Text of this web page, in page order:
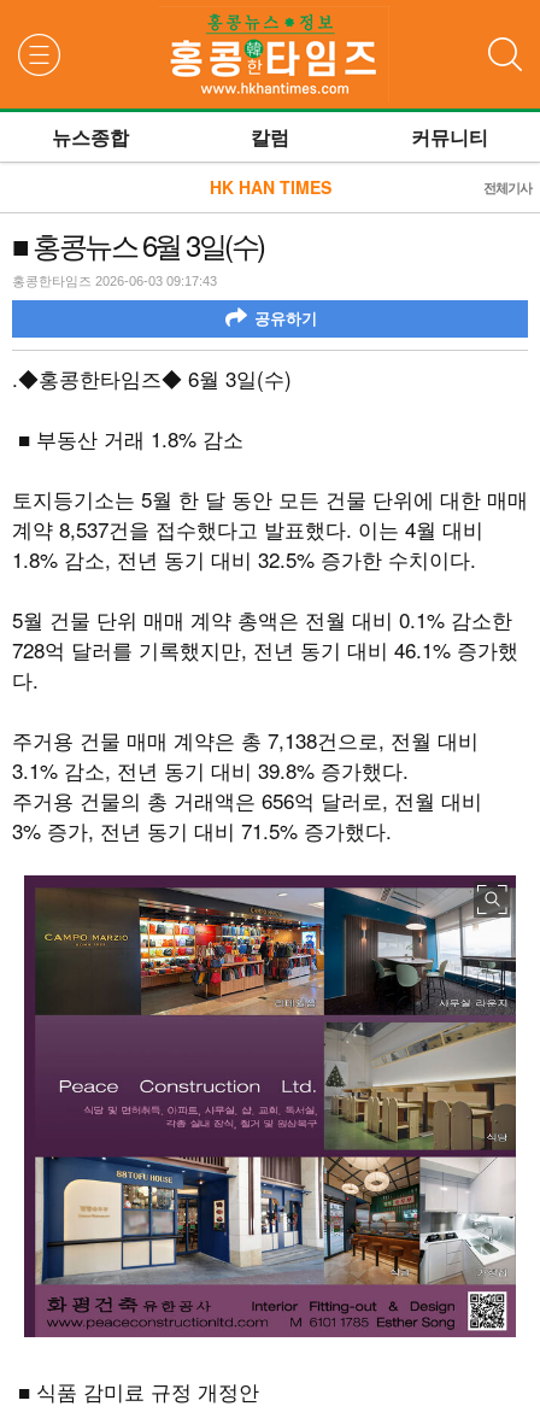
뉴스종합 칼럼 커뮤니티
HK HAN TIMES 전체기사
■ 홍콩뉴스 6월 3일(수)
홍콩한타임즈 2026-06-03 09:17:43
공유하기
.◆홍콩한타임즈◆ 6월 3일(수)
■ 부동산 거래 1.8% 감소
토지등기소는 5월 한 달 동안 모든 건물 단위에 대한 매매
계약 8,537건을 접수했다고 발표했다. 이는 4월 대비
1.8% 감소, 전년 동기 대비 32.5% 증가한 수치이다.
5월 건물 단위 매매 계약 총액은 전월 대비 0.1% 감소한
728억 달러를 기록했지만, 전년 동기 대비 46.1% 증가했
다.
주거용 건물 매매 계약은 총 7,138건으로, 전월 대비
3.1% 감소, 전년 동기 대비 39.8% 증가했다.
주거용 건물의 총 거래액은 656억 달러로, 전월 대비
3% 증가, 전년 동기 대비 71.5% 증가했다.
■ 식품 감미료 규정 개정안